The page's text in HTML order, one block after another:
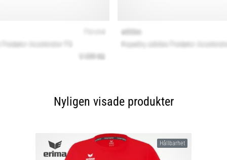
Nyligen visade produkter
Hållbarhet